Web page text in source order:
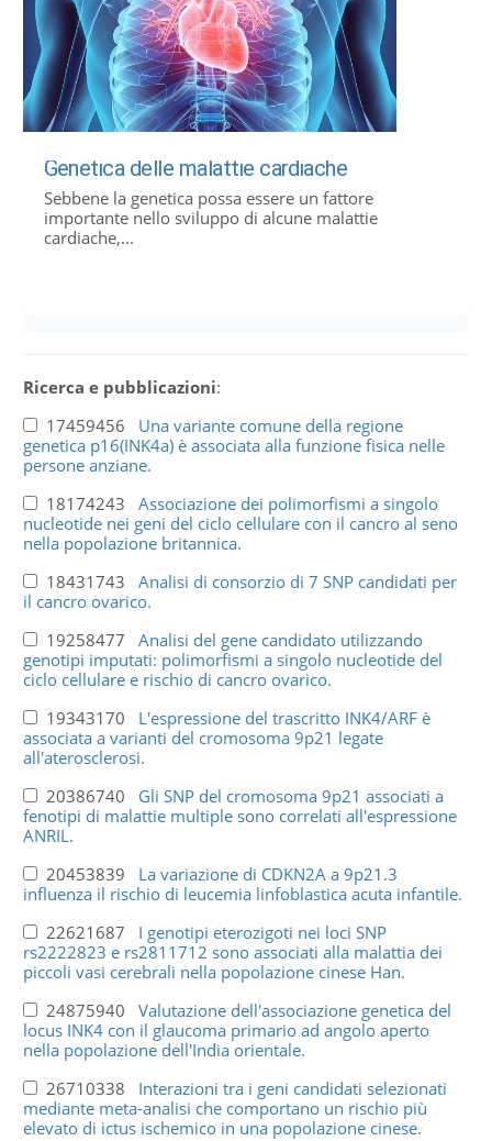
Genetica delle malattie cardiache
Sebbene la genetica possa essere un fattore
importante nello sviluppo di alcune malattie
cardiache,...
Ricerca e pubblicazioni:
17459456 Una variante comune della regione
genetica p16(INK4a) è associata alla funzione fisica nelle
persone anziane.
18174243 Associazione dei polimorfismi a singolo
nucleotide nei geni del ciclo cellulare con il cancro al seno
nella popolazione britannica.
18431743 Analisi di consorzio di 7 SNP candidati per
il cancro ovarico.
19258477 Analisi del gene candidato utilizzando
genotipi imputati: polimorfismi a singolo nucleotide del
ciclo cellulare e rischio di cancro ovarico.
19343170 L'espressione del trascritto INK4/ARF è
associata a varianti del cromosoma 9p21 legate
all'aterosclerosi.
20386740 Gli SNP del cromosoma 9p21 associati a
fenotipi di malattie multiple sono correlati all'espressione
ANRIL.
20453839 La variazione di CDKN2A a 9p21.3
influenza il rischio di leucemia linfoblastica acuta infantile.
22621687 I genotipi eterozigoti nei loci SNP
rs2222823 e rs2811712 sono associati alla malattia dei
piccoli vasi cerebrali nella popolazione cinese Han.
24875940 Valutazione dell'associazione genetica del
locus INK4 con il glaucoma primario ad angolo aperto
nella popolazione dell'India orientale.
26710338 Interazioni tra i geni candidati selezionati
mediante meta-analisi che comportano un rischio più
elevato di ictus ischemico in una popolazione cinese.